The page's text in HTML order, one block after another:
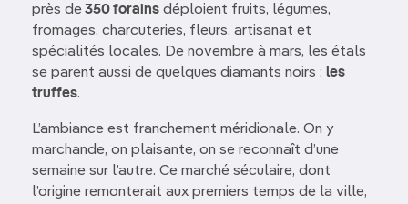
près de350 forains déploient fruits, légumes,
fromages, charcuteries, fleurs, artisanat et
spécialités locales. De novembre à mars, les étals
se parent aussi de quelques diamants noirs : les
truffes.
L’ambiance est franchement méridionale. On y
marchande, on plaisante, on se reconnaît d’une
semaine sur l’autre. Ce marché séculaire, dont
l’origine remonterait aux premiers temps de la ville,